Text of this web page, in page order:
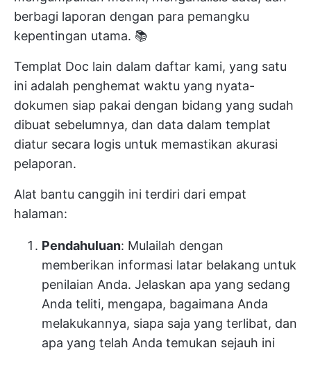
berbagi laporan dengan para pemangku
kepentingan utama. 📚
Templat Doc lain dalam daftar kami, yang satu
ini adalah penghemat waktu yang nyata-
dokumen siap pakai dengan bidang yang sudah
dibuat sebelumnya, dan data dalam templat
diatur secara logis untuk memastikan akurasi
pelaporan.
Alat bantu canggih ini terdiri dari empat
halaman:
Pendahuluan: Mulailah dengan
memberikan informasi latar belakang untuk
penilaian Anda. Jelaskan apa yang sedang
Anda teliti, mengapa, bagaimana Anda
melakukannya, siapa saja yang terlibat, dan
apa yang telah Anda temukan sejauh ini